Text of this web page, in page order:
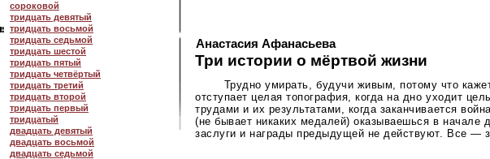
сороковой
тридцать девятый
тридцать восьмой
тридцать седьмой
тридцать шестой
тридцать пятый
тридцать четвёртый
тридцать третий
тридцать второй
тридцать первый
тридцатый
двадцать девятый
двадцать восьмой
двадцать седьмой
Анастасия Афанасьева
Три истории о мёртвой жизни
Трудно умирать, будучи живым, потому что
отступает целая топография, когда на дно уходит
трудами и их результатами, когда заканчивается
(не бывает никаких медалей) оказываешься в начале
заслуги и награды предыдущей не действуют. Все —